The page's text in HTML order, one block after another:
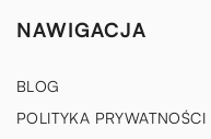
NAWIGACJA
BLOG
POLITYKA PRYWATNOŚCI